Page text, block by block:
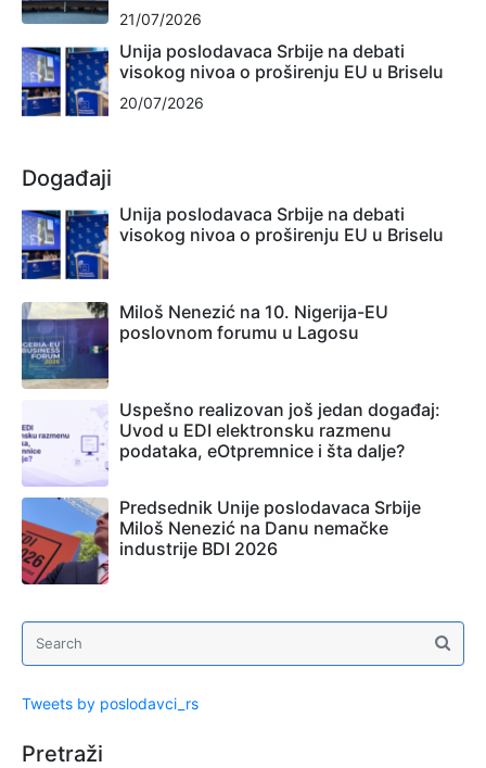
21/07/2026
Unija poslodavaca Srbije na debati
visokog nivoa o proširenju EU u Briselu
20/07/2026
Događaji
Unija poslodavaca Srbije na debati
visokog nivoa o proširenju EU u Briselu
Miloš Nenezić na 10. Nigerija-EU
poslovnom forumu u Lagosu
Uspešno realizovan još jedan događaj:
Uvod u EDI elektronsku razmenu
podataka, eOtpremnice i šta dalje?
Predsednik Unije poslodavaca Srbije
Miloš Nenezić na Danu nemačke
industrije BDI 2026
Tweets by poslodavci_rs
Pretraži